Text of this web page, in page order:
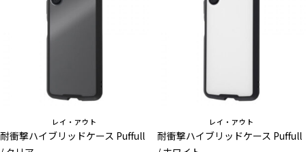
レイ・アウト
耐衝撃ハイブリッドケース Puffull
レイ・アウト
耐衝撃ハイブリッドケース Puffull